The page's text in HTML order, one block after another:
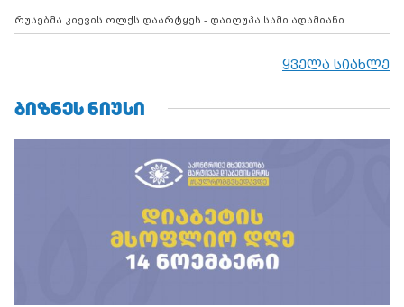
რუსებმა კიევის ოლქს დაარტყეს - დაიღუპა სამი ადამიანი
ყველა სიახლე
ᲑᲘᲖᲜᲔᲡ ᲜᲘᲣᲡᲘ